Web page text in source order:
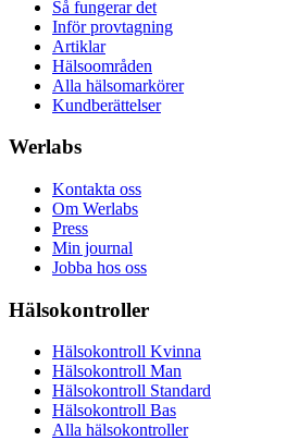
Så fungerar det
Inför provtagning
Artiklar
Hälsoområden
Alla hälsomarkörer
Kundberättelser
Werlabs
Kontakta oss
Om Werlabs
Press
Min journal
Jobba hos oss
Hälsokontroller
Hälsokontroll Kvinna
Hälsokontroll Man
Hälsokontroll Standard
Hälsokontroll Bas
Alla hälsokontroller